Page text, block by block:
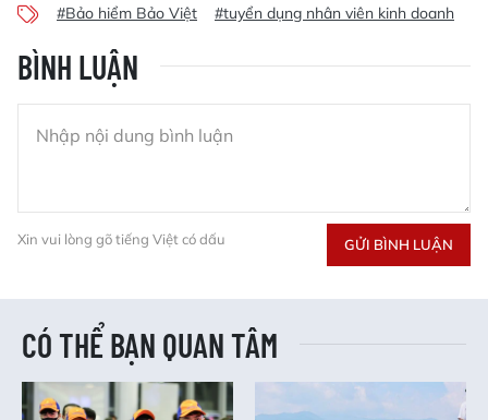
#Bảo hiểm Bảo Việt #tuyển dụng nhân viên kinh doanh
BÌNH LUẬN
Xin vui lòng gõ tiếng Việt có dấu GỬI BÌNH LUẬN
CÓ THỂ BẠN QUAN TÂM